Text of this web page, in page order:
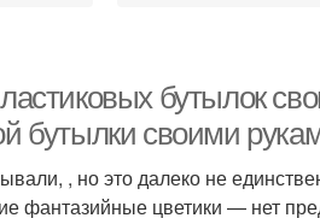
бутылок
бутылки своими
, но это далеко не
фантазийные цветики — нет